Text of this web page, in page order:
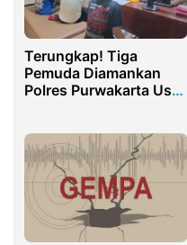
Terungkap! Tiga
Pemuda Diamankan
Polres Purwakarta Usai